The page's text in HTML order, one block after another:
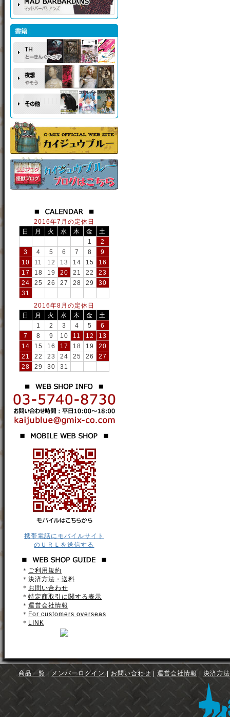
2016年7月の定休日
日
月 火 水 木 金
土
1
2
3
4 5 6 7 8
9
10
11 12 13 14 15
16
17
18 19 20 21 22
23
24
25 26 27 28 29
30
31
2016年8月の定休日
日
月 火 水 木 金
土
1
2 3 4 5
6
7
8 9 10 11 12
13
14
15 16 17 18 19
20
21
22 23 24 25 26
27
28
29 30 31
携帯電話にモバイルサイト
のＵＲＬを送信する
＊ ご利用規約
＊ 決済方法・送料
＊ お問い合わせ
＊ 特定商取引に関する表示
＊ 運営会社情報
＊ For customers overseas
＊ LINK
商品一覧 メンバーログイン お問い合わせ 運営会社情報 決済方